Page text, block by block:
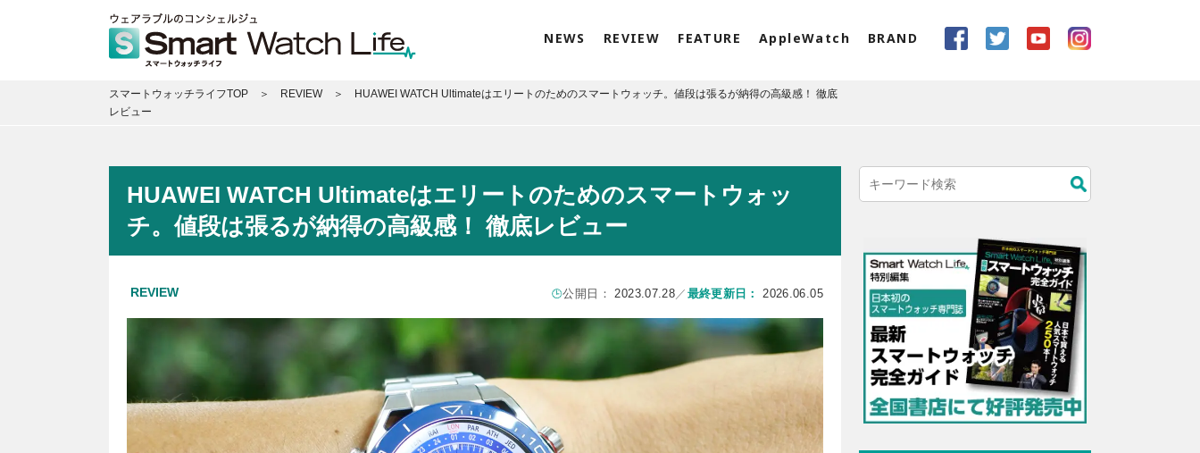
NEWS REVIEW FEATURE AppleWatch BRAND
スマートウォッチライフTOP REVIEW
HUAWEI WATCH Ultimateはエリートのためのスマートウォッチ。値段は張るが納得の高級感！ 徹底
レビュー
HUAWEI WATCH Ultimateはエリートのためのスマートウォッ
チ。値段は張るが納得の高級感！ 徹底レビュー
REVIEW 公開日：2023.07.28／ 最終更新日： 2026.06.05